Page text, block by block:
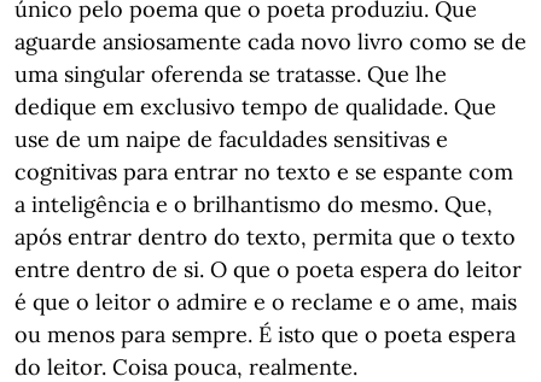
único pelo poema que o poeta produziu. Que
aguarde ansiosamente cada novo livro como se de
uma singular oferenda se tratasse. Que lhe
dedique em exclusivo tempo de qualidade. Que
use de um naipe de faculdades sensitivas e
cognitivas para entrar no texto e se espante com
a inteligência e o brilhantismo do mesmo. Que,
após entrar dentro do texto, permita que o texto
entre dentro de si. O que o poeta espera do leitor
é que o leitor o admire e o reclame e o ame, mais
ou menos para sempre. É isto que o poeta espera
do leitor. Coisa pouca, realmente.